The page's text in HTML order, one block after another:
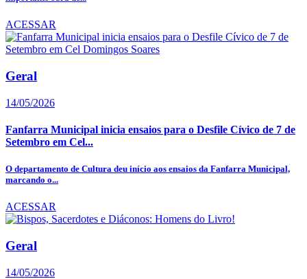
ACESSAR
Geral
14/05/2026
Fanfarra Municipal inicia ensaios para o Desfile Cívico de 7 de
Setembro em Cel...
O departamento de Cultura deu início aos ensaios da Fanfarra Municipal,
marcando o...
ACESSAR
Geral
14/05/2026